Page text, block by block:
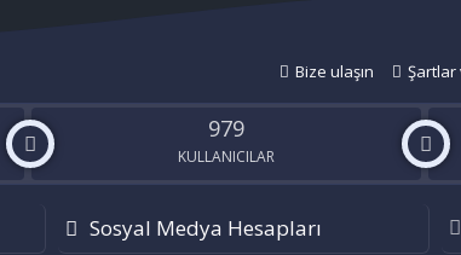
Bize ulaşın
979
KULLANICILAR
Sosyal Medya Hesapları